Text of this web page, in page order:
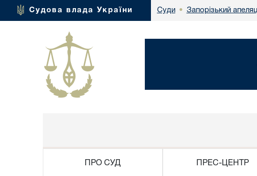
Судова влада України Суди • Запорізький
ПРО СУД ПРЕС-ЦЕНТР